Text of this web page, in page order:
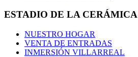
ESTADIO DE LA CERÁMICA
NUESTRO HOGAR
VENTA DE ENTRADAS
INMERSIÓN VILLARREAL